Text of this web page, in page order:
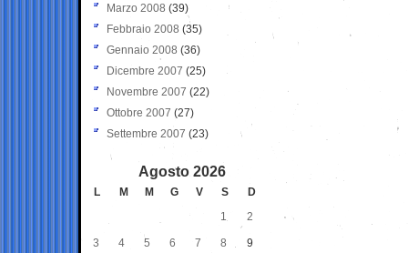
Marzo 2008 (39)
Febbraio 2008 (35)
Gennaio 2008 (36)
Dicembre 2007 (25)
Novembre 2007 (22)
Ottobre 2007 (27)
Settembre 2007 (23)
Agosto 2026
L M M G V S
D
1
2
3 4 5 6 7 8 9